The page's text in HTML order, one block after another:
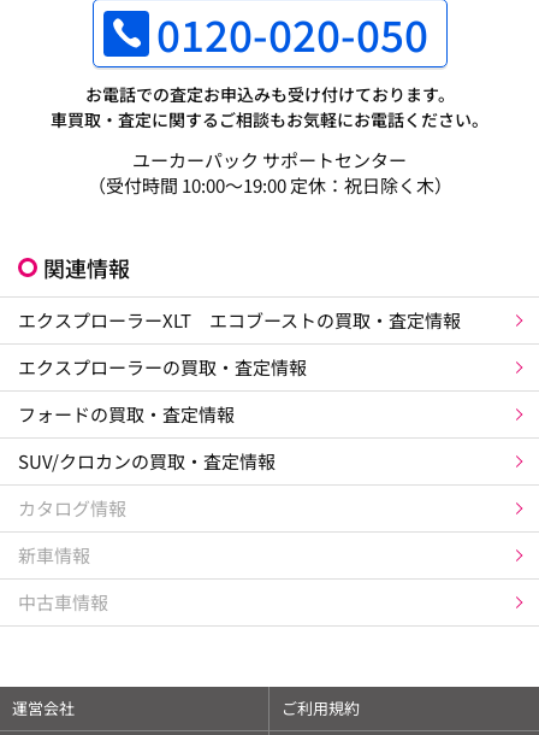
0120-020-050
お電話での査定お申込みも受け付けております。
車買取・査定に関するご相談もお気軽にお電話ください。
ユーカーパック サポートセンター
（受付時間 10:00～19:00 定休：祝日除く木）
関連情報
エクスプローラーXLT エコブーストの買取・査定情報
エクスプローラーの買取・査定情報
フォードの買取・査定情報
SUV/クロカンの買取・査定情報
カタログ情報
新車情報
中古車情報
運営会社 ご利用規約